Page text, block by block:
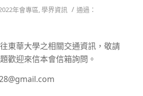
年會專區,學界資訊 / 通過：
東華大學之相關交通資訊，敬請
歡迎來信本會信箱詢問。